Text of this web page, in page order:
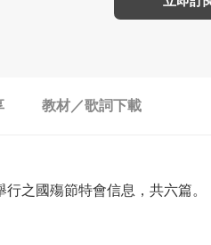
教材／歌詞下載
之國殤節特會信息，共六篇。